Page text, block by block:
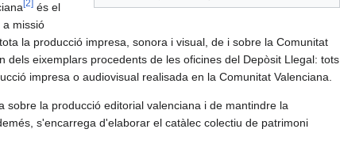
[2] és el
a missió
la producció impresa, sonora i visual, de i sobre la Comunitat
eixemplars procedents de les oficines del Depòsit Llegal: tots
impresa o audiovisual realisada en la Comunitat Valenciana.
la producció editorial valenciana i de mantindre la
s'encarrega d'elaborar el catàlec colectiu de patrimoni